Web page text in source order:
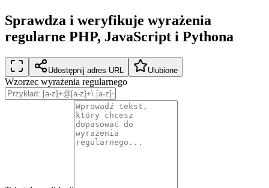
Sprawdza i weryfikuje wyrażenia
regularne PHP, JavaScript i Pythona
Udostępnij adres URL Ulubione
Wzorzec wyrażenia regularnego